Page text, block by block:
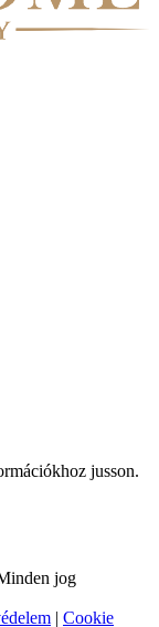
jusson.
jog
| Cookie